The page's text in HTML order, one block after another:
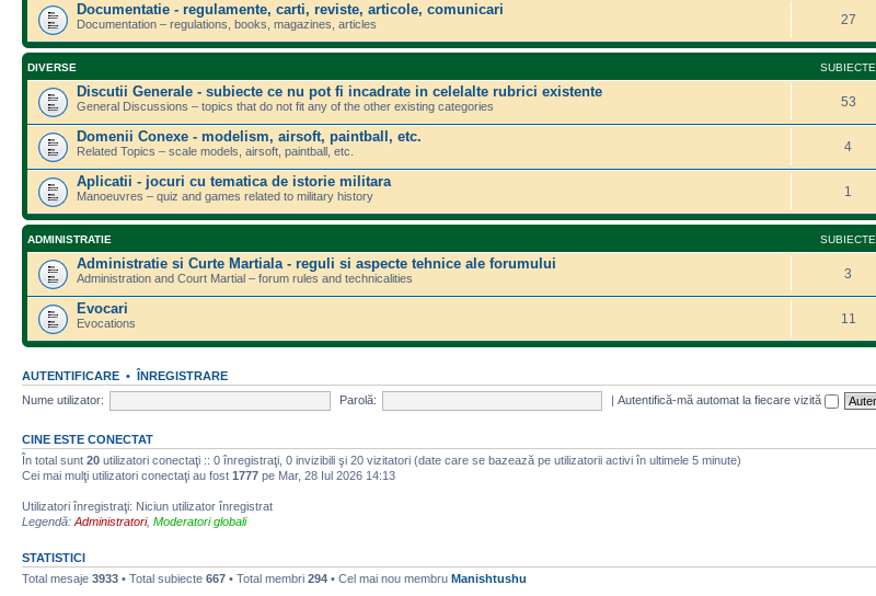
Documentatie - regulamente, carti, reviste, articole, comunicari
Documentation – regulations, books, magazines, articles 27
DIVERSE SUBIECTE
Discutii Generale - subiecte ce nu pot fi incadrate in celelalte rubrici existente
General Discussions – topics that do not fit any of the other existing categories 53
Domenii Conexe - modelism, airsoft, paintball, etc.
Related Topics – scale models, airsoft, paintball, etc. 4
Aplicatii - jocuri cu tematica de istorie militara
Manoeuvres – quiz and games related to military history 1
ADMINISTRATIE SUBIECTE
Administratie si Curte Martiala - reguli si aspecte tehnice ale forumului
Administration and Court Martial – forum rules and technicalities 3
Evocari
Evocations 11
AUTENTIFICARE • ÎNREGISTRARE
Nume utilizator:
Parolă: |Autentifică-mă automat la fiecare vizită
CINE ESTE CONECTAT
În total sunt 20 utilizatori conectaţi :: 0 înregistraţi, 0 invizibili şi 20 vizitatori (date care se bazează pe utilizatorii activi în ultimele 5 minute)
Cei mai mulţi utilizatori conectaţi au fost 1777 pe Mar, 28 Iul 2026 14:13
Utilizatori înregistraţi: Niciun utilizator înregistrat
Legendă: Administratori, Moderatori globali
STATISTICI
Total mesaje 3933 • Total subiecte 667 • Total membri 294 • Cel mai nou membru Manishtushu